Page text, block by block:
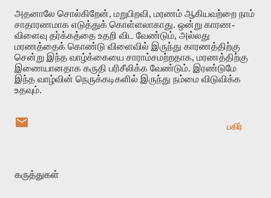
அதனாலே சொல்கிறேன், மறுபிறவி, மரணம் ஆகியவற்றை நாம்
சாதாரணமாக எடுத்துக் கொள்ளலாகாது. ஒன்று காரண-
விளைவு தர்க்கத்தை உதறி விட வேண்டும், அல்லது
மரணத்தைக் கொண்டு விளைவில் இருந்து காரணத்திற்கு
சென்று இந்த வாழ்க்கையை சாராம்சமற்றதாக, மரணத்திற்கு
இணையானதாக கருதி பரிசீலிக்க வேண்டும். இரண்டுமே
இந்த வாழ்வின் நெருக்கடிகளில் இருந்து நம்மை விடுவிக்க
உதவும்.
பகிர்
கருத்துகள்